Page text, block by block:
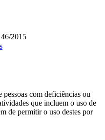
2015
com deficiências ou
que incluem o uso de
de permitir o uso destes por